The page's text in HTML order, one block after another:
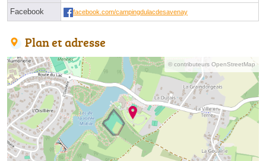
Facebook facebook.com/campingdulacdesavenay
Plan et adresse
© contributeurs OpenStreetMap